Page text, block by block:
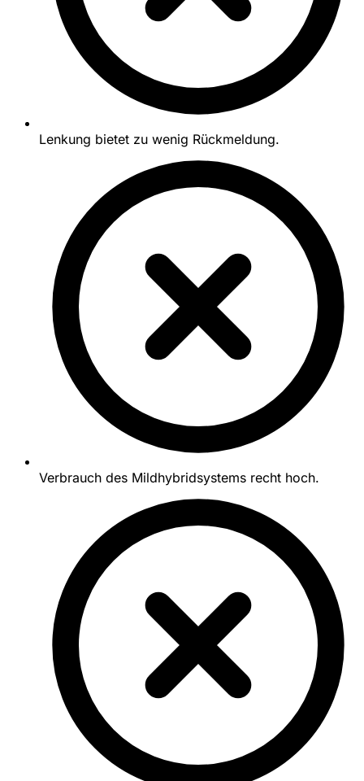
Lenkung bietet zu wenig Rückmeldung.
Verbrauch des Mildhybridsystems recht hoch.